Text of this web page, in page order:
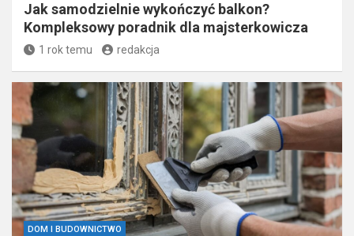
Jak samodzielnie wykończyć balkon?
Kompleksowy poradnik dla majsterkowicza
1 rok temu redakcja
DOM I BUDOWNICTWO